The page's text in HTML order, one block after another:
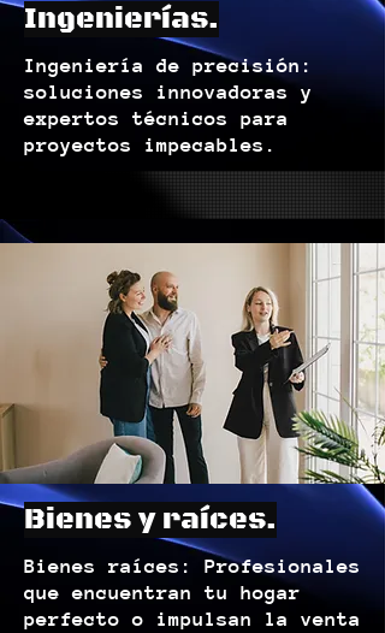
Ingenierías.
Ingeniería de precisión:
soluciones innovadoras y
expertos técnicos para
proyectos impecables.
Bienes y raíces.
Bienes raíces: Profesionales
que encuentran tu hogar
perfecto o impulsan la venta